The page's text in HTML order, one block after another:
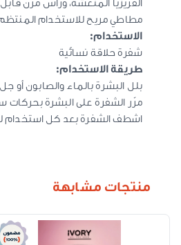
مطاطي مريح للاستخدام المنتظم
الاستخدام:
شفرة حلاقة نسائية
طريقة الاستخدام:
بلل البشرة بالماء والصابون أو
مرّر الشفرة على البشرة بحركات
اشطف الشفرة بعد كل استخدام
منتجات مشابهة